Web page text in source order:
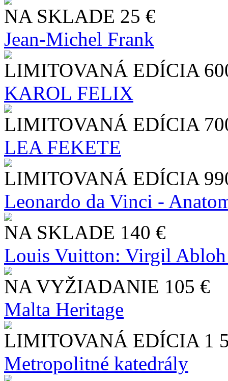
NA SKLADE 25 €
Jean-Michel Frank
LIMITOVANÁ EDÍCIA
KAROL FELIX
LIMITOVANÁ EDÍCIA
LEA FEKETE
LIMITOVANÁ EDÍCIA
Leonardo da Vinci -
NA SKLADE 140 €
Louis Vuitton: Virgil
NA VYŽIADANIE 105 €
Malta Heritage
LIMITOVANÁ EDÍCIA 1
Metropolitné katedrály